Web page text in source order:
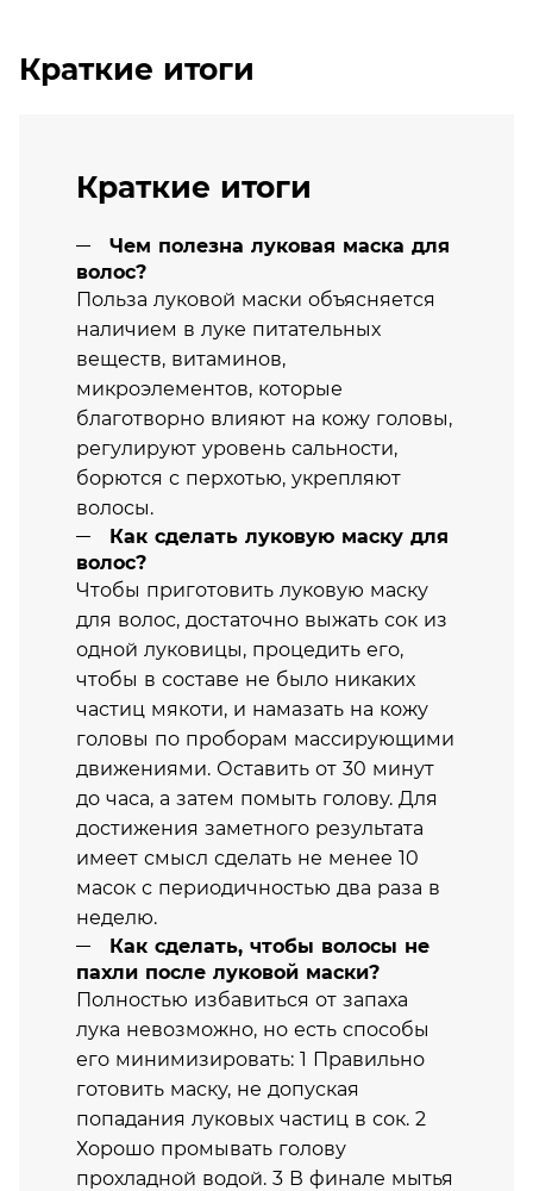
Краткие итоги
Краткие итоги
Чем полезна луковая маска для
волос?
Польза луковой маски объясняется
наличием в луке питательных
веществ, витаминов,
микроэлементов, которые
благотворно влияют на кожу головы,
регулируют уровень сальности,
борются с перхотью, укрепляют
волосы.
Как сделать луковую маску для
волос?
Чтобы приготовить луковую маску
для волос, достаточно выжать сок из
одной луковицы, процедить его,
чтобы в составе не было никаких
частиц мякоти, и намазать на кожу
головы по проборам массирующими
движениями. Оставить от 30 минут
до часа, а затем помыть голову. Для
достижения заметного результата
имеет смысл сделать не менее 10
масок с периодичностью два раза в
неделю.
Как сделать, чтобы волосы не
пахли после луковой маски?
Полностью избавиться от запаха
лука невозможно, но есть способы
его минимизировать: 1 Правильно
готовить маску, не допуская
попадания луковых частиц в сок. 2
Хорошо промывать голову
прохладной водой. 3 В финале мытья